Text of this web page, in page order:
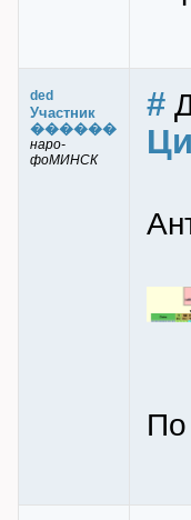
ded
Участник
������
наро-
фоМИНСК
#